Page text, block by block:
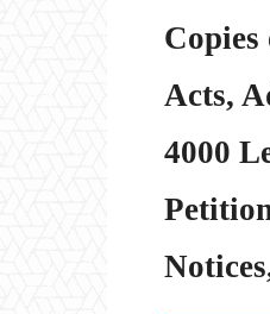
Acts,
4000